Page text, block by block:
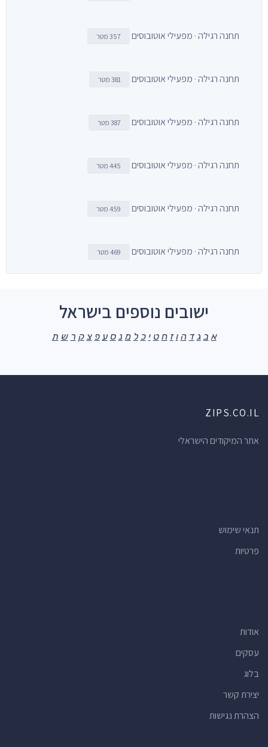
תחנה רגילה · מפעילי אוטובוסים 357 מטר
תחנה רגילה · מפעילי אוטובוסים 381 מטר
תחנה רגילה · מפעילי אוטובוסים 387 מטר
תחנה רגילה · מפעילי אוטובוסים 445 מטר
תחנה רגילה · מפעילי אוטובוסים 459 מטר
תחנה רגילה · מפעילי אוטובוסים 469 מטר
ישובים נוספים בישראל
א ב ג ד ה ו ז ח ט י כ ל מ נ ס ע פ צ ק ר ש ת
ZIPS.CO.IL
אתר המיקודים הישראלי
תנאי שימוש
פרטיות
אודות
עסקים
בלוג
יצירת קשר
הצהרת נגישות